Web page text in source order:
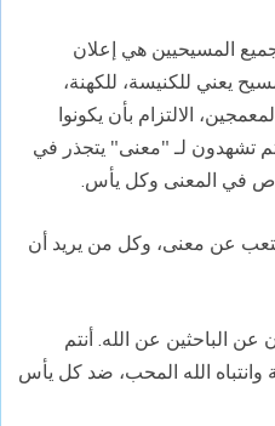
المسيحيين هي إعلان
يعني للكنيسة، للكهنة،
الالتزام بأن يكونوا
تشهدون لـ "معنى" يتجذر في
في المعنى وكل يأس.
عن معنى، وكل من يريد أن
عن الباحثين عن الله. أنتم
وانتباه الله المحب، ضد كل يأس